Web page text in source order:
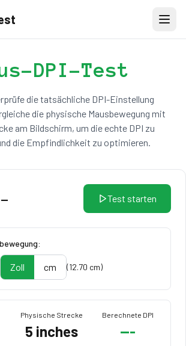
DPI-Test
die tatsächliche DPI-Einstellung
die physische Mausbewegung mit
am Bildschirm, um die echte DPI zu
die Empfindlichkeit zu optimieren.
Test starten
Zoll cm (12.70 cm)
Physische Strecke
5 inches
Berechnete DPI
---